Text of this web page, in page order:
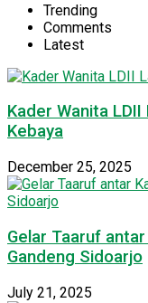
Trending
Comments
Latest
Kader Wanita
Kebaya
December 25, 2025
Gelar Taaruf
Gandeng Sidoarjo
July 21, 2025